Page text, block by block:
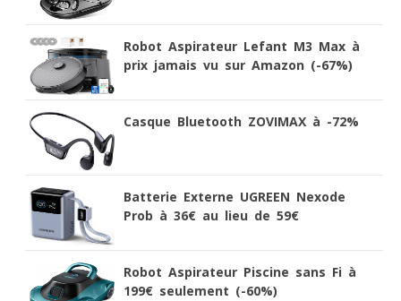
Robot Aspirateur Lefant M3 Max à
prix jamais vu sur Amazon (-67%)
Casque Bluetooth ZOVIMAX à -72%
Batterie Externe UGREEN Nexode
Prob à 36€ au lieu de 59€
Robot Aspirateur Piscine sans Fi à
199€ seulement (-60%)